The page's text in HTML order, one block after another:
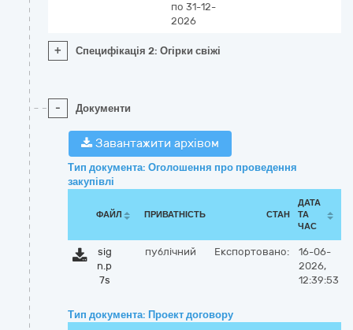
по 31-12-
2026
+ Специфікація 2: Огірки свіжі
- Документи
Завантажити архівом
Тип документа: Оголошення про проведення
закупівлі
ФАЙЛ ПРИВАТНІСТЬ СТАН
ДАТА
ТА
ЧАС
sig
n.p
7s
публічний Експортовано:
16-06-
2026,
12:39:53
Тип документа: Проект договору